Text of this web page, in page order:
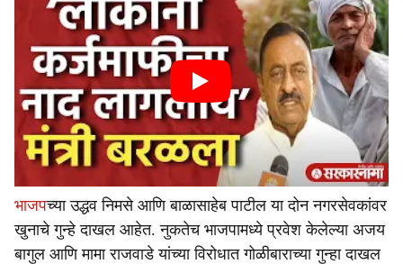
भाजपच्या उद्धव निमसे आणि बाळासाहेब पाटील या दोन नगरसेवकांवर
खुनाचे गुन्हे दाखल आहेत. नुकतेच भाजपामध्ये प्रवेश केलेल्या अजय
बागुल आणि मामा राजवाडे यांच्या विरोधात गोळीबाराच्या गुन्हा दाखल